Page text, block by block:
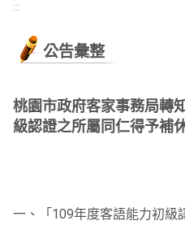
:::
公告彙整
桃園市政府客家事務局轉
級認證之所屬同仁得予補
一、「109年度客語能力初級